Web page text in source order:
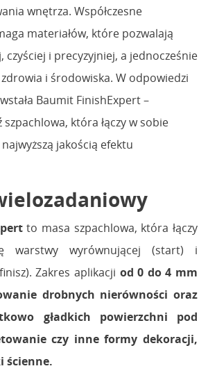
wnętrza. Współczesne
materiałów, które pozwalają
czyściej i precyzyjniej, a jednocześnie
i środowiska. W odpowiedzi
Baumit FinishExpert –
szpachlowa, która łączy w sobie
jakością efektu
to masa szpachlowa, która łączy
warstwy wyrównującej (start) i
Zakres aplikacji od 0 do 4 mm
drobnych nierówności oraz
gładkich powierzchni pod
czy inne formy dekoracji,
ścienne.